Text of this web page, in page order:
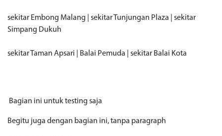
sekitar Embong Malang | sekitar Tunjungan Plaza | sekitar
Simpang Dukuh
sekitar Taman Apsari | Balai Pemuda | sekitar Balai Kota
Bagian ini untuk testing saja
Begitu juga dengan bagian ini, tanpa paragraph